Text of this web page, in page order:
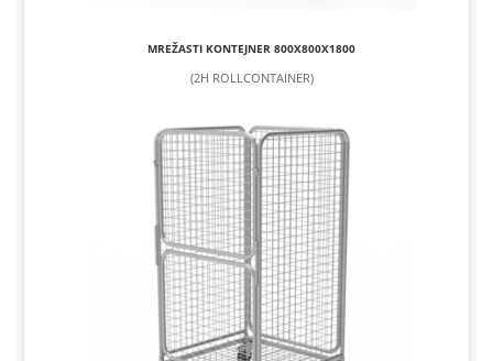
MREŽASTI KONTEJNER 800X800X1800
(2H ROLLCONTAINER)